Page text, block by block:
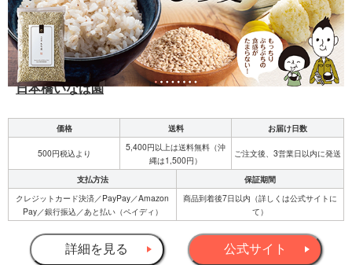
日本橋いなば園
価格 送料 お届け日数
500円税込より
5,400円以上は送料無料（沖
縄は1,500円）
ご注文後、3営業日以内に発送
支払方法
保証期間
クレジットカード決済／PayPay／Amazon
Pay／銀行振込／あと払い（ペイディ）
商品到着後7日以内（詳しくは公式サイトに
て）
詳細を見る 公式サイト